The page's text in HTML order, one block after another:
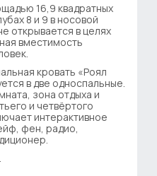
16,9 квадратных
8 и 9 в носовой
открывается в целях
вместимость
кровать «Роял
в две односпальные.
зона отдыха и
и четвёртого
интерактивное
фен, радио,